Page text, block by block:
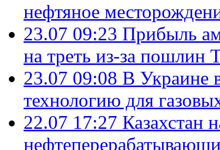
нефтяное
23.07 09:23 Прибыль
на треть из-за пошлин
23.07 09:08 В Украине
технологию для
22.07 17:27 Казахстан